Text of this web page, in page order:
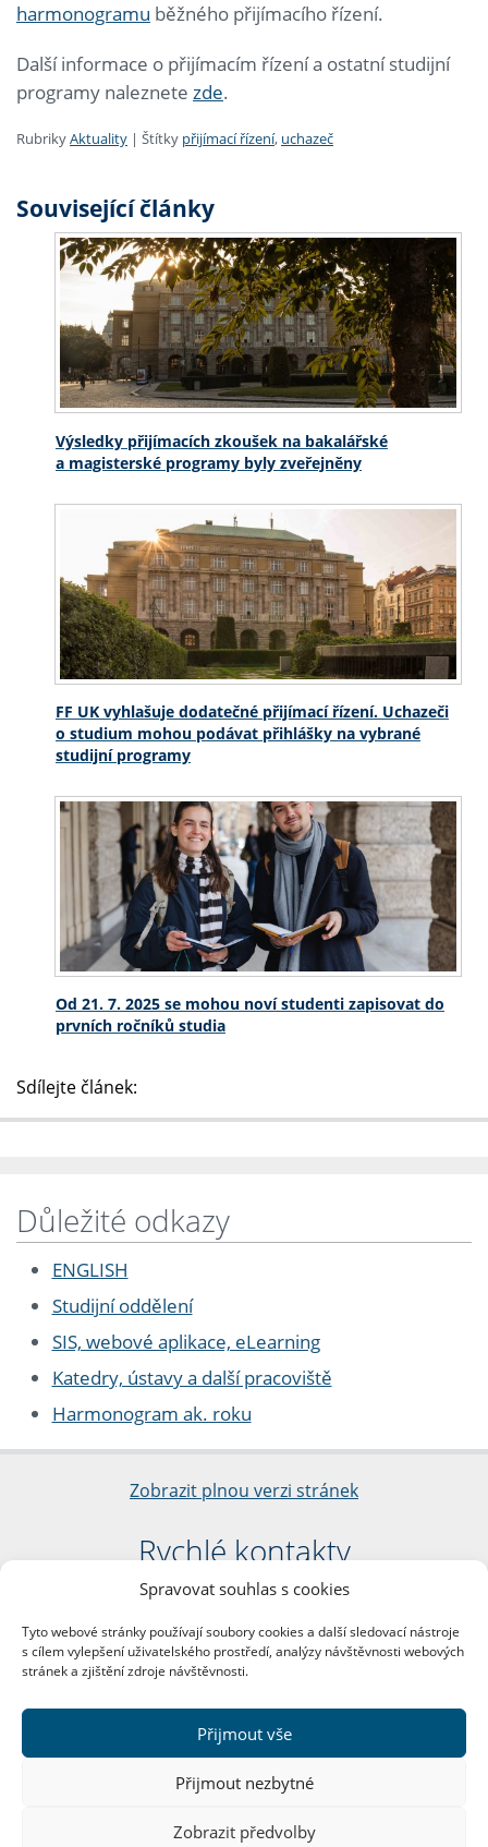
Spravovat souhlas s cookies
Tyto webové stránky používají soubory cookies a další sledovací nástroje
s cílem vylepšení uživatelského prostředí, analýzy návštěvnosti webových
stránek a zjištění zdroje návštěvnosti.
Přijmout vše
Přijmout nezbytné
Zobrazit předvolby
harmonogramu běžného přijímacího řízení.
Další informace o přijímacím řízení a ostatní studijní
programy naleznete zde.
RubrikyAktuality | Štítky přijímací řízení, uchazeč
Související články
Výsledky přijímacích zkoušek na bakalářské
a magisterské programy byly zveřejněny
FF UK vyhlašuje dodatečné přijímací řízení. Uchazeči
o studium mohou podávat přihlášky na vybrané
studijní programy
Od 21. 7. 2025 se mohou noví studenti zapisovat do
prvních ročníků studia
Sdílejte článek:
Důležité odkazy
ENGLISH
Studijní oddělení
SIS, webové aplikace, eLearning
Katedry, ústavy a další pracoviště
Harmonogram ak. roku
Zobrazit plnou verzi stránek
Rychlé kontakty
Filozofická fakulta
nám. Jana Palacha 1/2
116 38 Praha 1
DIČ: CZ00216208
Další kontakty